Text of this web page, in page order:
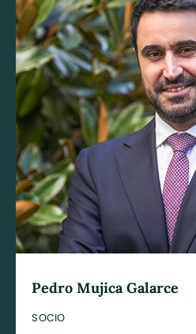
Pedro Mujica Galarce
SOCIO